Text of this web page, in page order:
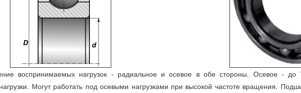
воспринимаемых нагрузок - радиальное и осевое в обе стороны. Осевое - до
Могут работать под осевыми нагрузками при высокой частоте вращения.